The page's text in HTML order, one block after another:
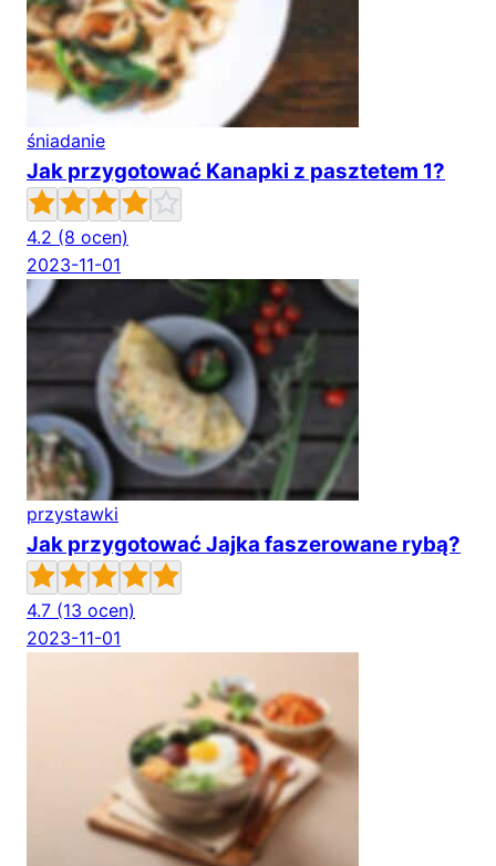
śniadanie
Jak przygotować Kanapki z pasztetem 1?
4.2 (8 ocen)
2023-11-01
przystawki
Jak przygotować Jajka faszerowane rybą?
4.7 (13 ocen)
2023-11-01